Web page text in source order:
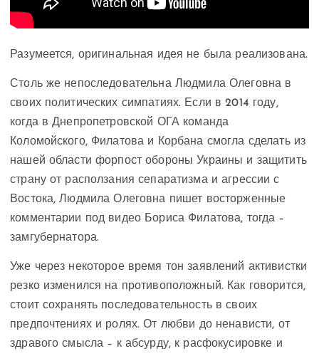
Разумеется, оригинальная идея не была реализована.
Столь же непоследовательна Людмила Олеговна в
своих политических симпатиях. Если в 2014 году,
когда в Днепропетровской ОГА команда
Коломойского, Филатова и Корбана смогла сделать из
нашей области форпост обороны Украины и защитить
страну от расползания сепаратизма и агрессии с
Востока, Людмила Олеговна пишет восторженные
комментарии под видео Бориса Филатова, тогда –
замгубернатора.
Уже через некоторое время тон заявлений активистки
резко изменился на противоположный. Как говорится,
стоит сохранять последовательность в своих
предпочтениях и ролях. От любви до ненависти, от
здравого смысла – к абсурду, к расфокусировке и